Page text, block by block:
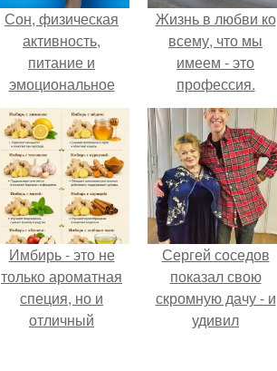
Сон, физическая
активность,
питание и
эмоциональное
состояние!
Жизнь в любви ко
всему, что мы
имеем - это
профессия.
Имбирь - это не
только ароматная
специя, но и
отличный
Сергей соседов
показал свою
скромную дачу - и
удивил